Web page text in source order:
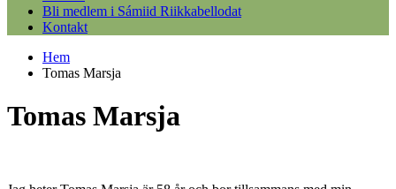
Bli medlem i Sámiid Riikkabellodat
Kontakt
Hem
Tomas Marsja
Tomas Marsja